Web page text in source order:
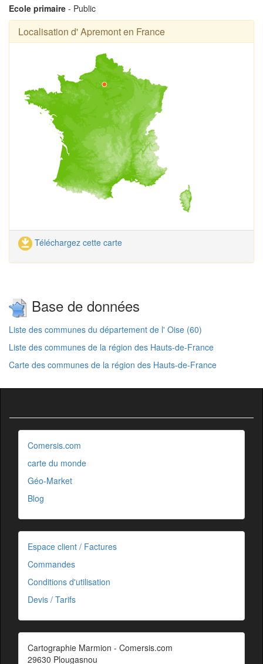
Ecole primaire - Public
Localisation d' Apremont en France
Téléchargez cette carte
Base de données
Liste des communes du département de l' Oise (60)
Liste des communes de la région des Hauts-de-France
Carte des communes de la région des Hauts-de-France
Comersis.com
carte du monde
Géo-Market
Blog
Espace client / Factures
Commandes
Conditions d'utilisation
Devis / Tarifs
Cartographie Marmion - Comersis.com
29630 Plougasnou